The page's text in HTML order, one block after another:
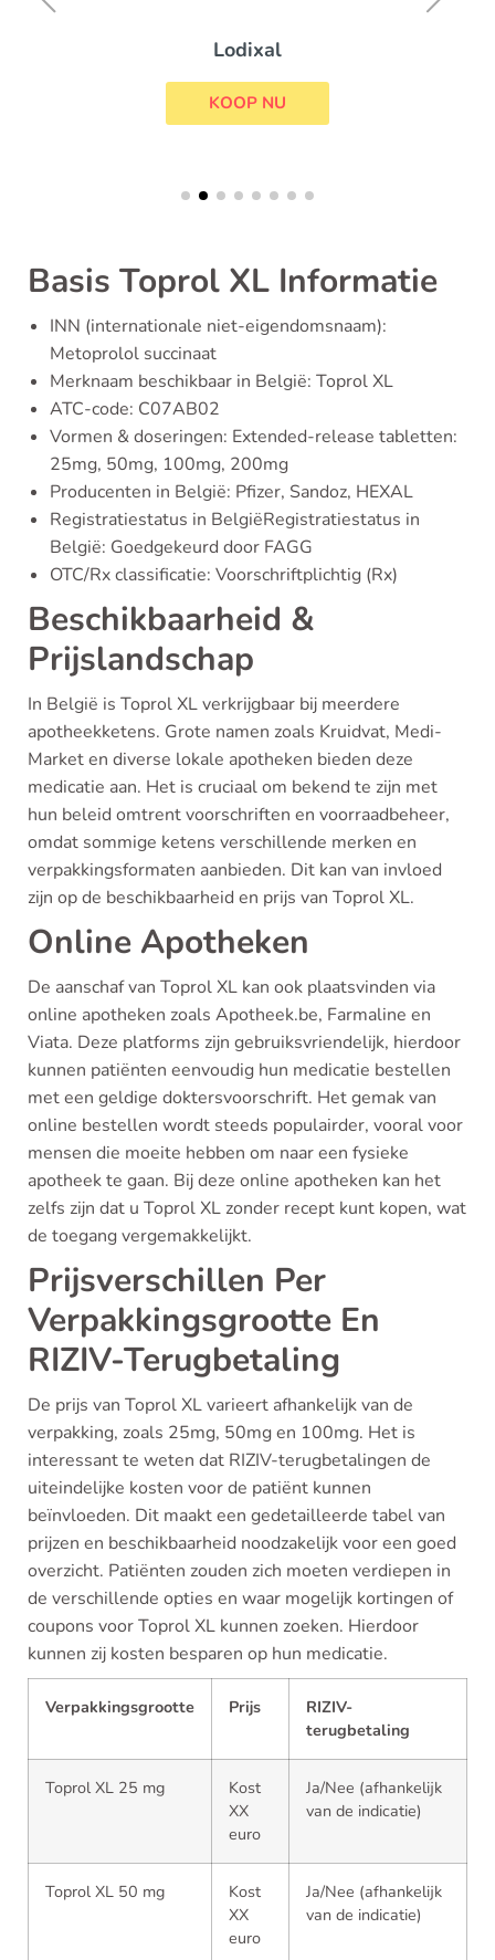
Lodixal
KOOP NU
Basis Toprol XL Informatie
INN (internationale niet-eigendomsnaam):
Metoprolol succinaat
Merknaam beschikbaar in België: Toprol XL
ATC-code: C07AB02
Vormen & doseringen: Extended-release tabletten:
25mg, 50mg, 100mg, 200mg
Producenten in België: Pfizer, Sandoz, HEXAL
Registratiestatus in BelgiëRegistratiestatus in
België: Goedgekeurd door FAGG
OTC/Rx classificatie: Voorschriftplichtig (Rx)
Beschikbaarheid &
Prijslandschap
In België is Toprol XL verkrijgbaar bij meerdere
apotheekketens. Grote namen zoals Kruidvat, Medi-
Market en diverse lokale apotheken bieden deze
medicatie aan. Het is cruciaal om bekend te zijn met
hun beleid omtrent voorschriften en voorraadbeheer,
omdat sommige ketens verschillende merken en
verpakkingsformaten aanbieden. Dit kan van invloed
zijn op de beschikbaarheid en prijs van Toprol XL.
Online Apotheken
De aanschaf van Toprol XL kan ook plaatsvinden via
online apotheken zoals Apotheek.be, Farmaline en
Viata. Deze platforms zijn gebruiksvriendelijk, hierdoor
kunnen patiënten eenvoudig hun medicatie bestellen
met een geldige doktersvoorschrift. Het gemak van
online bestellen wordt steeds populairder, vooral voor
mensen die moeite hebben om naar een fysieke
apotheek te gaan. Bij deze online apotheken kan het
zelfs zijn dat u Toprol XL zonder recept kunt kopen, wat
de toegang vergemakkelijkt.
Prijsverschillen Per
Verpakkingsgrootte En
RIZIV-Terugbetaling
De prijs van Toprol XL varieert afhankelijk van de
verpakking, zoals 25mg, 50mg en 100mg. Het is
interessant te weten dat RIZIV-terugbetalingen de
uiteindelijke kosten voor de patiënt kunnen
beïnvloeden. Dit maakt een gedetailleerde tabel van
prijzen en beschikbaarheid noodzakelijk voor een goed
overzicht. Patiënten zouden zich moeten verdiepen in
de verschillende opties en waar mogelijk kortingen of
coupons voor Toprol XL kunnen zoeken. Hierdoor
kunnen zij kosten besparen op hun medicatie.
Verpakkingsgrootte Prijs
RIZIV-
terugbetaling
Toprol XL 25 mg
Kost
XX
euro
Ja/Nee (afhankelijk
van de indicatie)
Toprol XL 50 mg
Kost
XX
euro
Ja/Nee (afhankelijk
van de indicatie)